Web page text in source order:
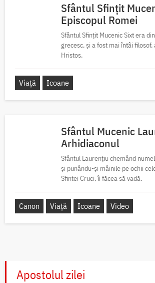
Sfântul Sfințit
Episcopul Romei
Sfântul Sfințit Mucenic Sixt era
grecesc, și a fost mai întâi filosof,
Hristos.
Viață Icoane
Sfântul Mucenic
Arhidiaconul
Sfântul Laurențiu chemând
și punându-și mâinile pe ochii
Sfintei Cruci, îi făcea să vadă.
Canon Viață Icoane Video
Apostolul zilei